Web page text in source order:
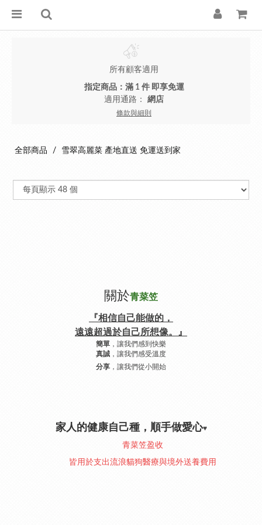
所有顧客適用
指定商品：滿 1 件 即享免運
適用通路： 網店
條款與細則
全部商品 雪翠高麗菜 產地直送 免運送到家
關於青菜笠
『相信自己能做的，
遠遠超過於自己所想像。』
簡單 ，讓我們感到快樂
真誠 ，讓我們感受溫度
分享 ，讓我們從小開始
家人的健康自己種，順手做愛心♥︎
青菜笠盈收
皆用於支出流浪貓狗醫療與境外送養費用